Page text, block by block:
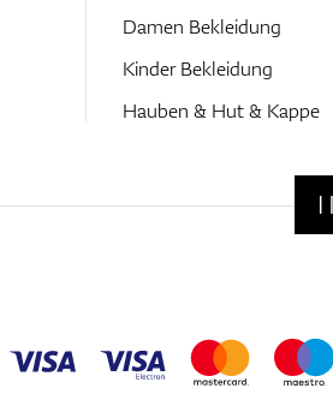
Damen Bekleidung
Kinder Bekleidung
Hauben & Hut & Kappe